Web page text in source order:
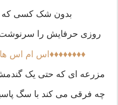
بدون شک کسى که
روزى حرفایش را
♦♦♦♦♦♦♦♦اس ام اس
مزرعه ای که حتی یک
چه فرقی می کند با سگ